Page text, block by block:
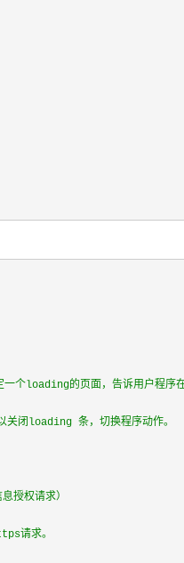
一个loading的页面，告诉用户程序
关闭loading 条，切换程序动作。
息授权请求）
请求。